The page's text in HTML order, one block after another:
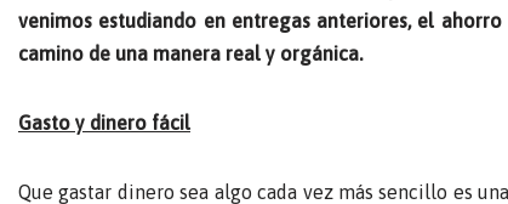
venimos estudiando en entregas anteriores, el
camino de una manera real y orgánica.
Gasto y dinero fácil
Que gastar dinero sea algo cada vez más sencillo es